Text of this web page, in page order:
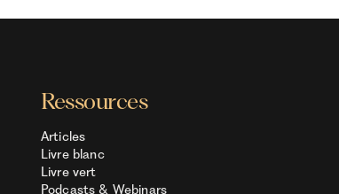
Ressources
Articles
Livre blanc
Livre vert
Podcasts & Webinars